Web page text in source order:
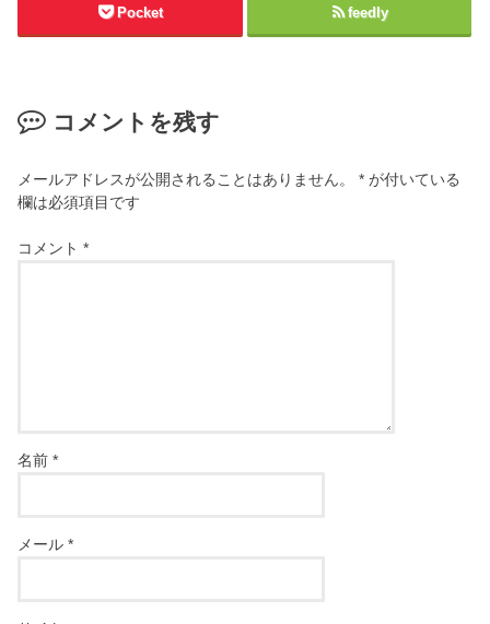
Pocket feedly
コメントを残す
メールアドレスが公開されることはありません。 * が付いている
欄は必須項目です
コメント*
名前*
メール*